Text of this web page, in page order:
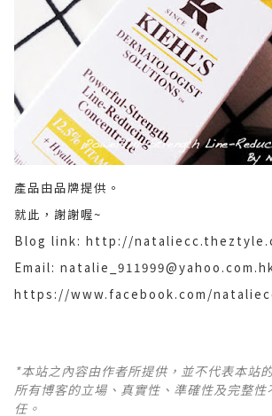
產品由品牌提供。
就此，謝謝喔~
Blog link: http://
Email:
https://www.facebook.com/
*本站之內容由作者所提供，並不代表本站
所有博客的立場、真實性、準確性及完整性
任。